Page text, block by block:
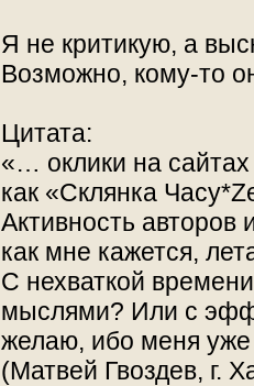
Я не критикую, а
Возможно, кому-то
Цитата:
«… оклики на сайтах
как «Склянка
Активность авторов
как мне кажется,
С нехваткой
мыслями? Или с
желаю, ибо меня уже
(Матвей Гвоздев, г.